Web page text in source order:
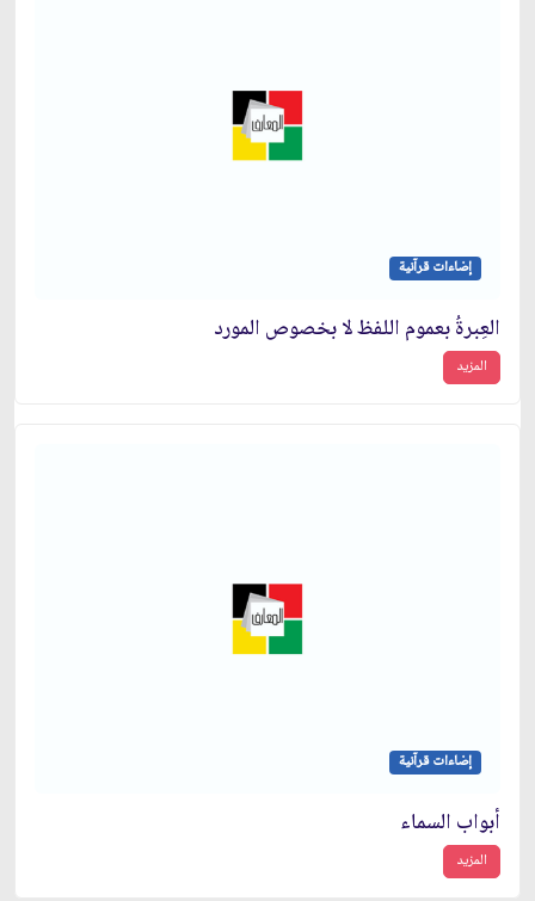
إضاءات قرآنية
العِبرةُ بعموم اللفظ لا بخصوص المورد
المزيد
إضاءات قرآنية
أبواب السماء
المزيد